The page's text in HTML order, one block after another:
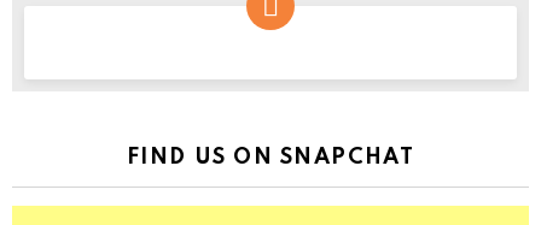
FIND US ON SNAPCHAT